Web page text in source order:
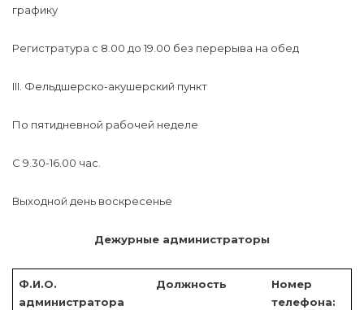
графику
Регистратура с 8.00 до 19.00 без перерыва на обед
III. Фельдшерско-акушерский пункт
По пятидневной рабочей неделе
С 9.30-16.00 час.
Выходной день воскресенье
Дежурные администраторы
Ф.И.О.
администратора
Должность
Номер
телефона: